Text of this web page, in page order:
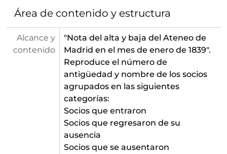
Área de contenido y estructura
Alcance y
contenido
"Nota del alta y baja del Ateneo de
Madrid en el mes de enero de 1839".
Reproduce el número de
antigüedad y nombre de los socios
agrupados en las siguientes
categorías:
Socios que entraron
Socios que regresaron de su
ausencia
Socios que se ausentaron